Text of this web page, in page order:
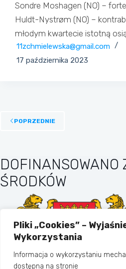
Pliki „Cookies” –
Wykorzystania
Informacja o wykorzystaniu
dostępna na stronie
Sondre Moshagen (NO) –
Huldt-Nystrøm (NO) –
młodym kwartecie istotną
11zchmielewska@gmail.com
17 października 2023
POPRZEDNIE
DOFINANSOWANO
ŚRODKÓW